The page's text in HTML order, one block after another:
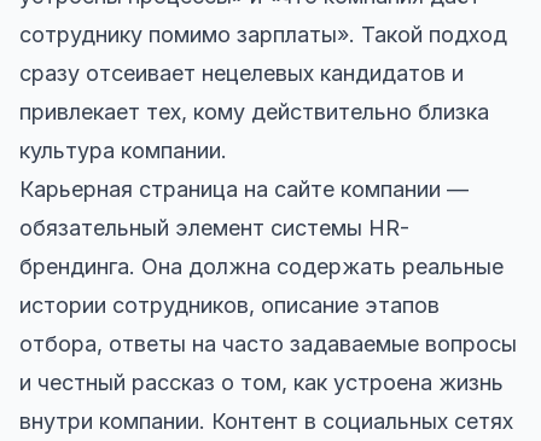
сотруднику помимо зарплаты». Такой подход
сразу отсеивает нецелевых кандидатов и
привлекает тех, кому действительно близка
культура компании.
Карьерная страница на сайте компании —
обязательный элемент системы HR-
брендинга. Она должна содержать реальные
истории сотрудников, описание этапов
отбора, ответы на часто задаваемые вопросы
и честный рассказ о том, как устроена жизнь
внутри компании. Контент в социальных сетях